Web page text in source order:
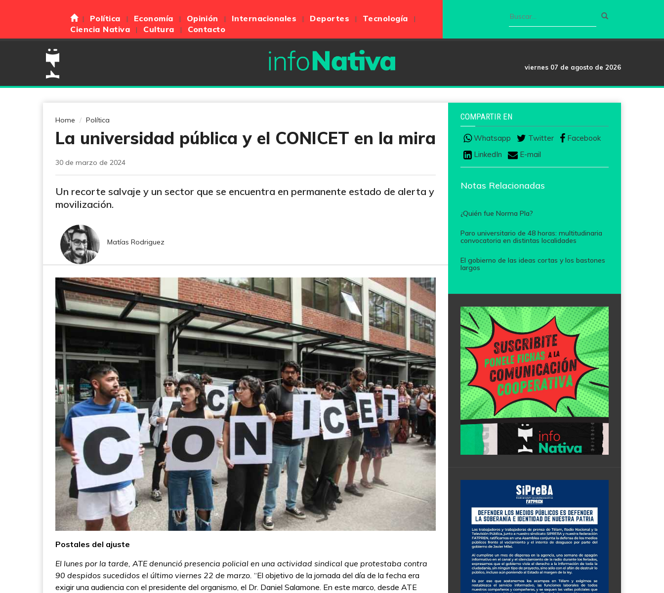
Política Economía Opinión Internacionales Deportes
Tecnología
Ciencia Nativa
Cultura Contacto
viernes 07 de agosto de 2026
Home Política
La universidad pública y el CONICET en la mira
30 de marzo de 2024
Un recorte salvaje y un sector que se encuentra en permanente estado de alerta y
movilización.
Matías Rodriguez
Postales del ajuste
El lunes por la tarde, ATE denunció presencia policial en una actividad sindical que protestaba contra
90 despidos sucedidos el último viernes 22 de marzo. “El objetivo de la jornada del día de la fecha era
exigir una audiencia con el presidente del organismo, el Dr. Daniel Salamone. En este marco, desde ATE
COMPARTIR EN
Whatsapp Twitter
Facebook
LinkedIn
E-mail
Notas Relacionadas
¿Quién fue Norma Pla?
Paro universitario de 48 horas: multitudinaria
convocatoria en distintas localidades
El gobierno de las ideas cortas y los bastones
largos